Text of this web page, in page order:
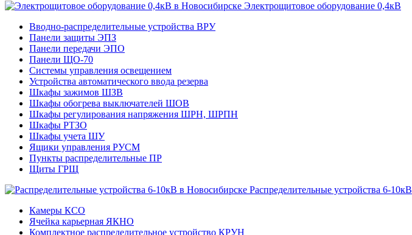
Электрощитовое оборудование 0,4кВ
Вводно-распределительные устройства ВРУ
Панели защиты ЭПЗ
Панели передачи ЭПО
Панели ЩО-70
Системы управления освещением
Устройства автоматического ввода резерва
Шкафы зажимов ШЗВ
Шкафы обогрева выключателей ШОВ
Шкафы регулирования напряжения ШРН, ШРПН
Шкафы РТЗО
Шкафы учета ШУ
Ящики управления РУСМ
Пункты распределительные ПР
Щиты ГРЩ
Распределительные устройства 6-10кВ
Камеры КСО
Ячейка карьерная ЯКНО
Комплектное распределительное устройство КРУН